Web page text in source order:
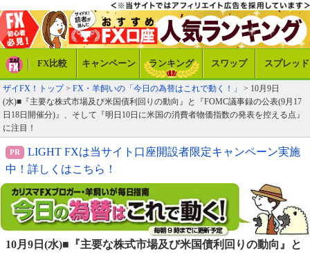
FX比較 キャンペーン ランキング スワップ スプレッド
ザイFX！トップ> FX・羊飼いの「今日の為替はこれで動く！」
> 10月9日
(水)■『主要な株式市場及び米国債利回りの動向』と『FOMC議事録の公表(9月17
日18日開催分)』、そして『明日10日に米国の消費者物価指数の発表を控える点』
に注目！
LIGHT FXは当サイト口座開設者限定キャンペーン実施
中！詳しくはこちら！
10月9日(水)■『主要な株式市場及び米国債利回りの動向』と